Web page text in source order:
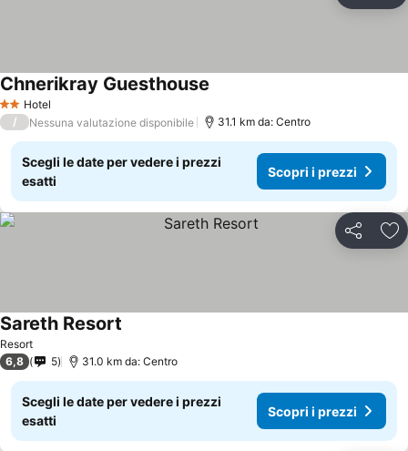
2 StelleHotel
Chnerikray Guesthouse
/ Nessuna valutazione disponibile 31.1 km da: Centro
Scegli le date per vedere i prezzi
esatti
Scopri i prezzi
Condividi
Resort
Sareth Resort
6,8 5 31.0 km da: Centro
Scegli le date per vedere i prezzi
esatti
Scopri i prezzi